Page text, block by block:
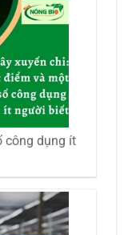
công dụng ít